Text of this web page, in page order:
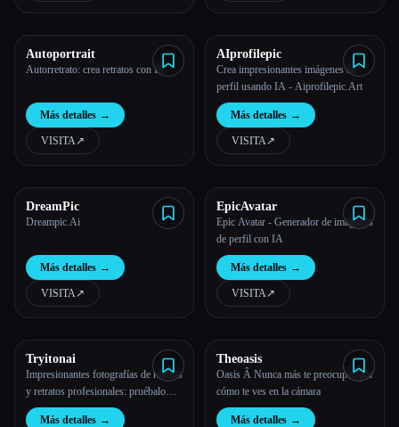
Autoportrait
Autorretrato: crea retratos con IA
Más detalles →
VISITA↗︎
AIprofilepic
Crea impresionantes imágenes de
perfil usando IA - Aiprofilepic.Art
Más detalles →
VISITA↗︎
DreamPic
Dreampic.Ai
Más detalles →
VISITA↗︎
EpicAvatar
Epic Avatar - Generador de imágenes
de perfil con IA
Más detalles →
VISITA↗︎
Tryitonai
Impresionantes fotografías de rostros
y retratos profesionales: pruébalo
con IA
Más detalles →
Theoasis
Oasis Â Nunca más te preocupes por
cómo te ves en la cámara
Más detalles →